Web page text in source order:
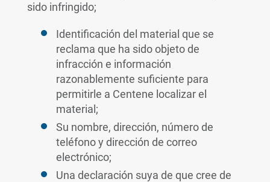
sido infringido;
Identificación del material que se
reclama que ha sido objeto de
infracción e información
razonablemente suficiente para
permitirle a Centene localizar el
material;
Su nombre, dirección, número de
teléfono y dirección de correo
electrónico;
Una declaración suya de que cree de